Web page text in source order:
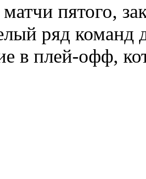
пятого,
ряд команд
в плей-офф,